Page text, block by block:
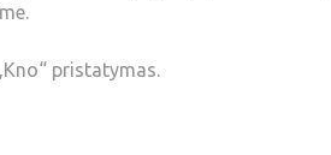
pristatymas.